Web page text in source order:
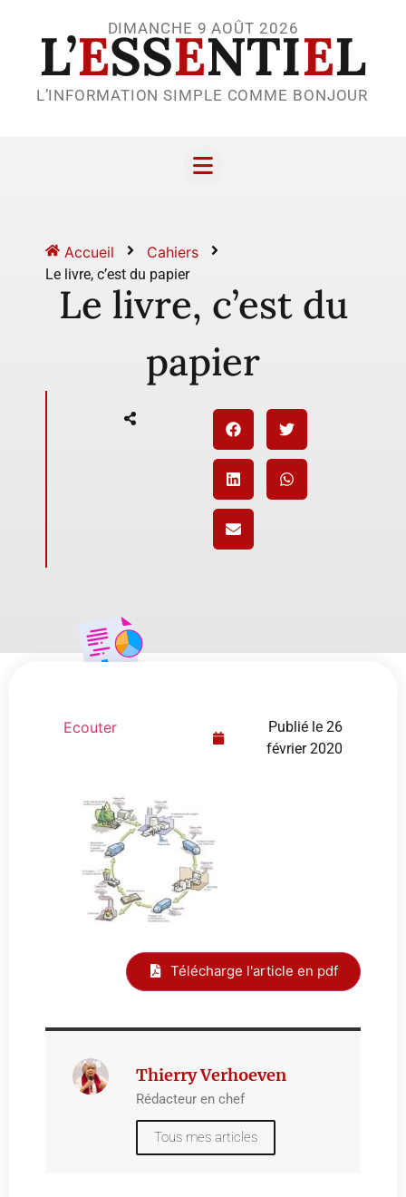
DIMANCHE 9 AOÛT 2026
L’ESSENTIEL
L’INFORMATION SIMPLE COMME BONJOUR
Accueil Cahiers
Le livre, c’est du papier
Le livre, c’est du
papier
Ecouter Publié le 26
février 2020
Télécharge l'article en pdf
Thierry Verhoeven
Rédacteur en chef
Tous mes articles